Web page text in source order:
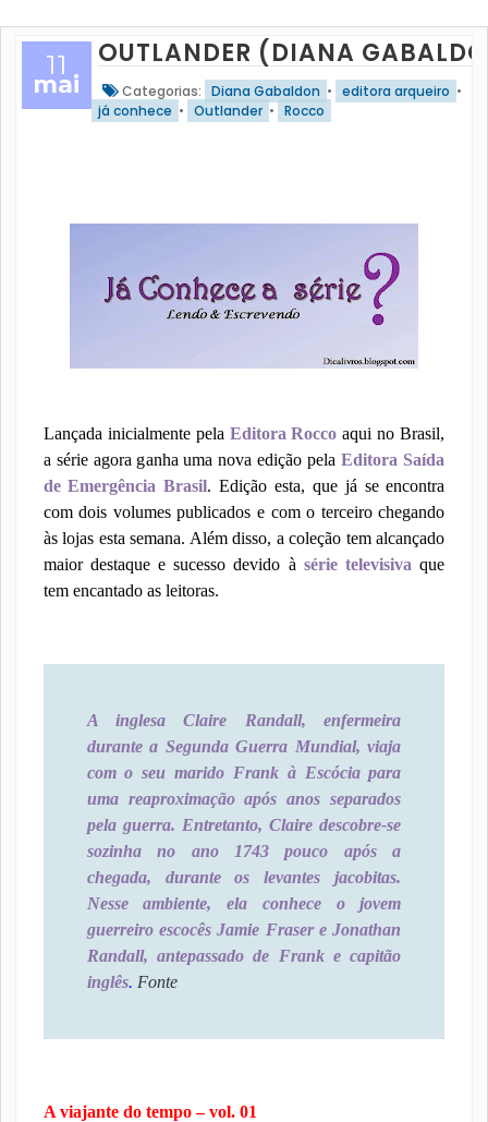
11
mai
OUTLANDER (DIANA
Categorias: Diana Gabaldon • editora arqueiro •
já conhece • Outlander • Rocco
Lançada inicialmente pela Editora Rocco aqui no Brasil,
a série agora ganha uma nova edição pelaEditora Saída
de Emergência Brasil. Edição esta, que já se encontra
com dois volumes publicados e com o terceiro chegando
às lojas esta semana. Além disso, a coleção tem alcançado
maior destaque e sucesso devido à série televisiva que
tem encantado as leitoras.
A inglesa Claire Randall, enfermeira
durante a Segunda Guerra Mundial, viaja
com o seu marido Frank à Escócia para
uma reaproximação após anos separados
pela guerra. Entretanto, Claire descobre-se
sozinha no ano 1743 pouco após a
chegada, durante os levantes jacobitas.
Nesse ambiente, ela conhece o jovem
guerreiro escocês Jamie Fraser e Jonathan
Randall, antepassado de Frank e capitão
inglês. Fonte
A viajante do tempo – vol. 01